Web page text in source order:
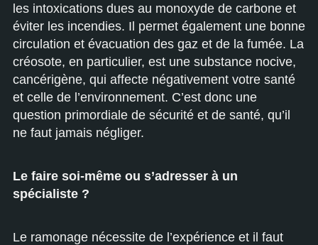
les intoxications dues au monoxyde de carbone et
éviter les incendies. Il permet également une bonne
circulation et évacuation des gaz et de la fumée. La
créosote, en particulier, est une substance nocive,
cancérigène, qui affecte négativement votre santé
et celle de l’environnement. C’est donc une
question primordiale de sécurité et de santé, qu’il
ne faut jamais négliger.
Le faire soi-même ou s’adresser à un
spécialiste ?
Le ramonage nécessite de l’expérience et il faut